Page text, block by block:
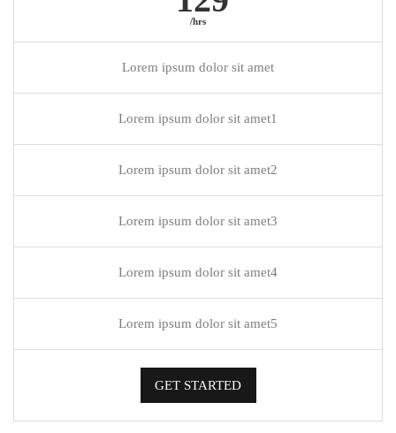
/hrs
Lorem ipsum dolor sit amet
Lorem ipsum dolor sit amet1
Lorem ipsum dolor sit amet2
Lorem ipsum dolor sit amet3
Lorem ipsum dolor sit amet4
Lorem ipsum dolor sit amet5
GET STARTED